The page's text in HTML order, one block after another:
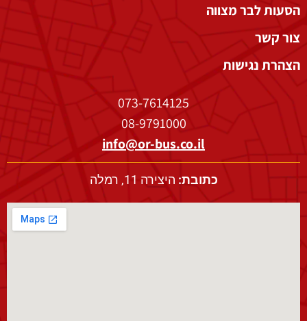
הסעות לבר מצווה
צור קשר
הצהרת נגישות
073-7614125
08-9791000
info@or-bus.co.il
כתובת: היצירה 11, רמלה